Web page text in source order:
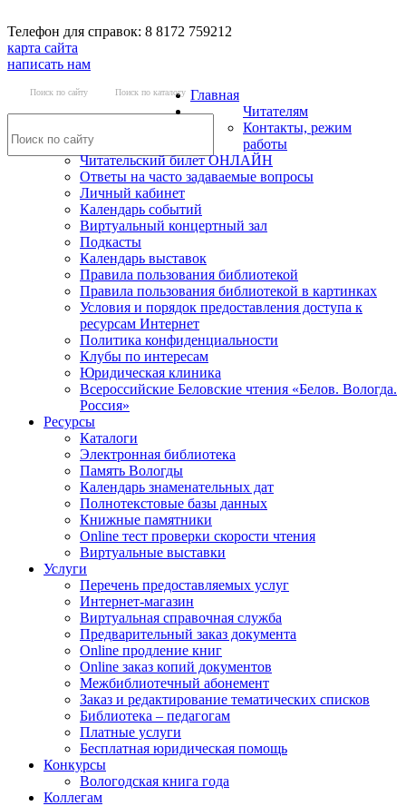
Телефон для справок: 8 8172 759212
карта сайта
написать нам
Поиск по сайту Поиск по каталогу Главная
Читателям
Контакты, режим
работы
Читательский билет ОНЛАЙН
Ответы на часто задаваемые вопросы
Личный кабинет
Календарь событий
Виртуальный концертный зал
Подкасты
Календарь выставок
Правила пользования библиотекой
Правила пользования библиотекой в картинках
Условия и порядок предоставления доступа к
ресурсам Интернет
Политика конфиденциальности
Клубы по интересам
Юридическая клиника
Всероссийские Беловские чтения «Белов. Вологда.
Россия»
Ресурсы
Каталоги
Электронная библиотека
Память Вологды
Календарь знаменательных дат
Полнотекстовые базы данных
Книжные памятники
Online тест проверки скорости чтения
Виртуальные выставки
Услуги
Перечень предоставляемых услуг
Интернет-магазин
Виртуальная справочная служба
Предварительный заказ документа
Online продление книг
Online заказ копий документов
Межбиблиотечный абонемент
Заказ и редактирование тематических списков
Библиотека – педагогам
Платные услуги
Бесплатная юридическая помощь
Конкурсы
Вологодская книга года
Коллегам